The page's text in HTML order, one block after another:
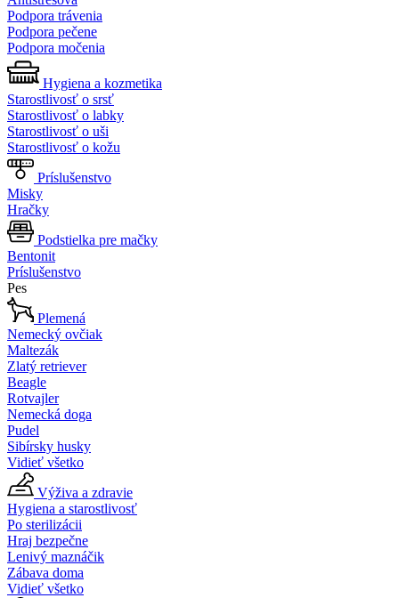
Podpora trávenia
Podpora pečene
Podpora močenia
Hygiena a kozmetika
Starostlivosť o srsť
Starostlivosť o labky
Starostlivosť o uši
Starostlivosť o kožu
Príslušenstvo
Misky
Hračky
Podstielka pre mačky
Bentonit
Príslušenstvo
Pes
Plemená
Nemecký ovčiak
Maltezák
Zlatý retriever
Beagle
Rotvajler
Nemecká doga
Pudel
Sibírsky husky
Vidieť všetko
Výživa a zdravie
Hygiena a starostlivosť
Po sterilizácii
Hraj bezpečne
Lenivý maznáčik
Zábava doma
Vidieť všetko